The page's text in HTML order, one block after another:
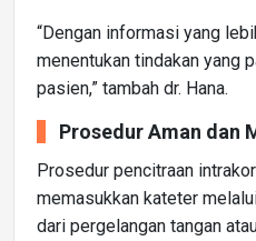
“Dengan informasi yang
menentukan tindakan yang
pasien,” tambah dr. Hana.
Prosedur Aman dan
Prosedur pencitraan
memasukkan kateter
dari pergelangan tangan